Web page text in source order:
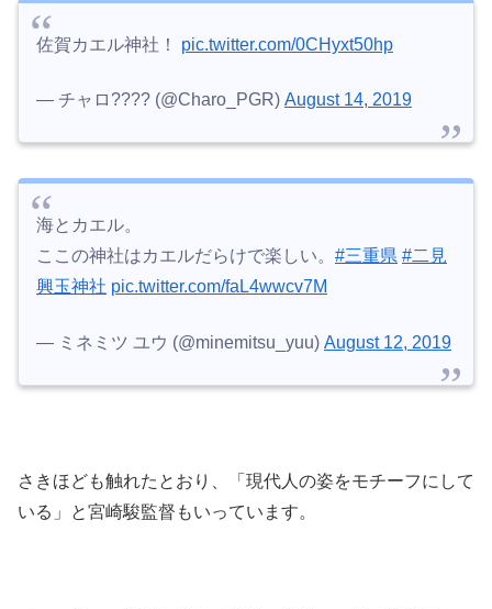
佐賀カエル神社！ pic.twitter.com/0CHyxt50hp
— チャロ???? (@Charo_PGR) August 14, 2019
海とカエル。
ここの神社はカエルだらけで楽しい。 #三重県 #二見
興玉神社 pic.twitter.com/faL4wwcv7M
— ミネミツ ユウ (@minemitsu_yuu) August 12, 2019
さきほども触れたとおり、「現代人の姿をモチーフにして
いる」と宮崎駿監督もいっています。